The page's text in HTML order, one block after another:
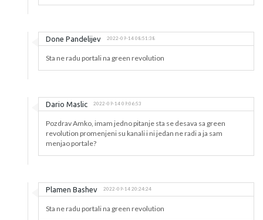
Done Pandelijev 2022-09-14 08:51:38
Sta ne radu portali na green revolution
Dario Maslic 2022-09-14 09:06:53
Pozdrav Amko, imam jedno pitanje sta se desava sa green
revolution promenjeni su kanali i ni jedan ne radi a ja sam
menjao portale?
Plamen Bashev 2022-09-14 20:24:24
Sta ne radu portali na green revolution